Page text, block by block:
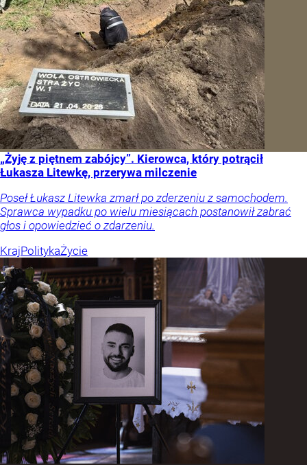
„Żyję z piętnem zabójcy”. Kierowca, który potrącił
Łukasza Litewkę, przerywa milczenie
Poseł Łukasz Litewka zmarł po zderzeniu z samochodem.
Sprawca wypadku po wielu miesiącach postanowił zabrać
głos i opowiedzieć o zdarzeniu.
KrajPolitykaŻycie